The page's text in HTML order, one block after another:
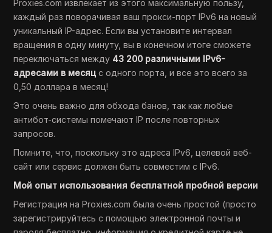
Proxies.com извлекает из этого максимальную пользу,
каждый раз поворачивая ваш прокси-порт IPv6 на новый
уникальный IP-адрес. Если вы установите интервал
вращения в одну минуту, вы в конечном итоге сможете
переключаться между 43 200 различными IPv6-
адресами в месяц с одного порта, и все это всего за
0,50 доллара в месяц!
Это очень важно для обхода банов, так как любые
антибот-системы помечают IP после повторных
запросов.
Помните, что, поскольку это адреса IPv6, целевой веб-
сайт или сервис должен быть совместим с IPv6.
Мой опыт использования бесплатной пробной версии
Регистрация на Proxies.com была очень простой (просто
зарегистрируйтесь с помощью электронной почты и